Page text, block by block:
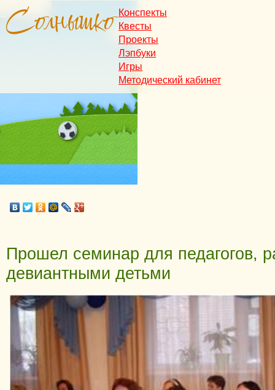
Конспекты
Квесты
Проекты
Лэпбуки
Игры
Методический кабинет
Прошел семинар для педагогов,
девиантными детьми